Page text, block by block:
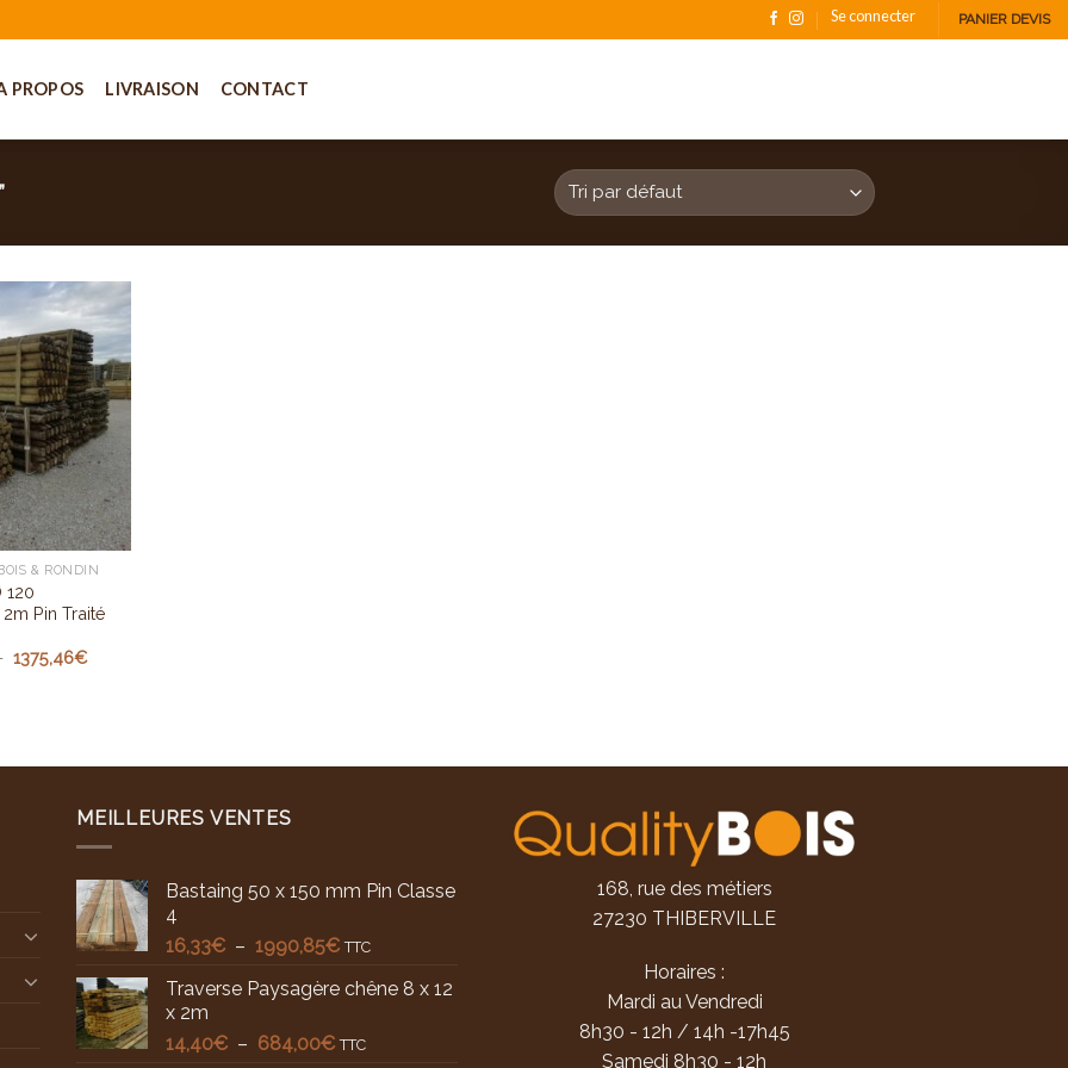
Se connecter PANIER DEVIS
PROPOS LIVRAISON CONTACT
& RONDIN
120
Pin Traité
1375,46€Plage
MEILLEURES VENTES
Bastaing 50 x 150 mm Pin Classe
4
16,33€ – 1990,85€Plage
prix :
à
TTC
Traverse Paysagère chêne 8 x 12
x 2m
14,40€ – 684,00€Plage
TTC
168, rue des métiers
27230 THIBERVILLE
Horaires :
Mardi au Vendredi
8h30 - 12h / 14h -17h45
Samedi 8h30 - 12h